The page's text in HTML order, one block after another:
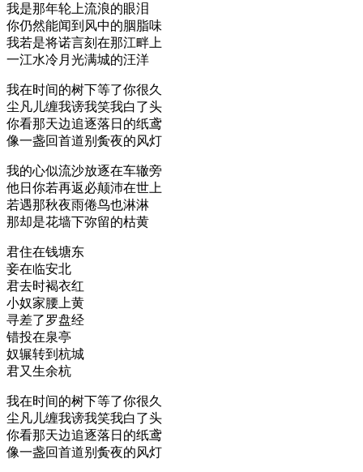
我是那年轮上流浪的眼泪
你仍然能闻到风中的胭脂味
我若是将诺言刻在那江畔上
一江水冷月光满城的汪洋
我在时间的树下等了你很久
尘凡儿缠我谤我笑我白了头
你看那天边追逐落日的纸鸢
像一盏回首道别夤夜的风灯
我的心似流沙放逐在车辙旁
他日你若再返必颠沛在世上
若遇那秋夜雨倦鸟也淋淋
那却是花墙下弥留的枯黄
君住在钱塘东
妾在临安北
君去时褐衣红
小奴家腰上黄
寻差了罗盘经
错投在泉亭
奴辗转到杭城
君又生余杭
我在时间的树下等了你很久
尘凡儿缠我谤我笑我白了头
你看那天边追逐落日的纸鸢
像一盏回首道别夤夜的风灯